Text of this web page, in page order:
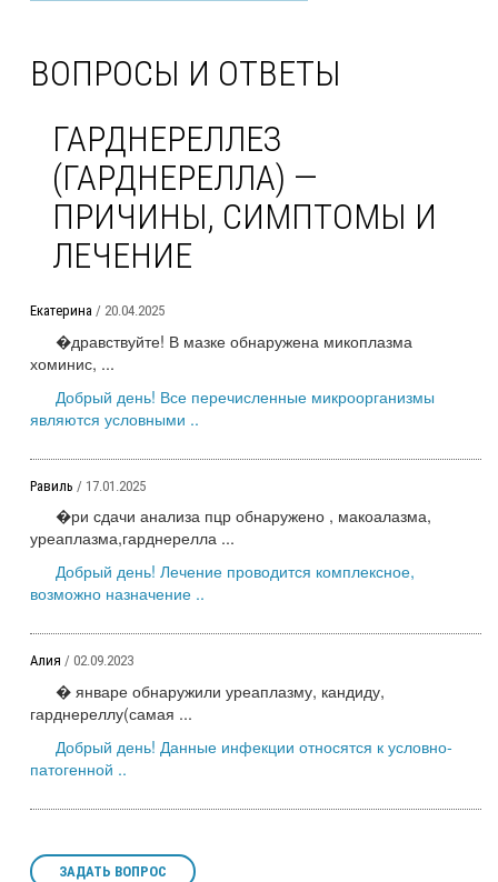
ВОПРОСЫ И ОТВЕТЫ
ГАРДНЕРЕЛЛЕЗ
(ГАРДНЕРЕЛЛА) —
ПРИЧИНЫ, СИМПТОМЫ И
ЛЕЧЕНИЕ
Екатерина / 20.04.2025
�дравствуйте! В мазке обнаружена микоплазма
хоминис, ...
Добрый день! Все перечисленные микроорганизмы
являются условными ..
Равиль / 17.01.2025
�ри сдачи анализа пцр обнаружено , макоалазма,
уреаплазма,гарднерелла ...
Добрый день! Лечение проводится комплексное,
возможно назначение ..
Алия / 02.09.2023
� январе обнаружили уреаплазму, кандиду,
гарднереллу(самая ...
Добрый день! Данные инфекции относятся к условно-
патогенной ..
ЗАДАТЬ ВОПРОС